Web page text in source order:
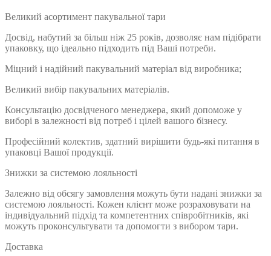
Великий асортимент пакувальної тари
Досвід, набутий за більш ніж 25 років, дозволяє нам підібрати
упаковку, що ідеально підходить під Ваші потреби.
Міцний і надійний пакувальний матеріал від виробника;
Великий вибір пакувальних матеріалів.
Консультацію досвідченого менеджера, який допоможе у
виборі в залежності від потреб і цілей вашого бізнесу.
Професійний колектив, здатний вирішити будь-які питання в
упаковці Вашої продукції.
Знижки за системою лояльності
Залежно від обсягу замовлення можуть бути надані знижки за
системою лояльності. Кожен клієнт може розраховувати на
індивідуальний підхід та компетентних співробітників, які
можуть проконсультувати та допомогти з вибором тари.
Доставка